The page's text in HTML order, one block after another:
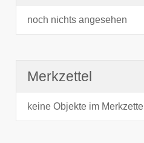
noch nichts angesehen
Merkzettel
keine Objekte im Merkzettel